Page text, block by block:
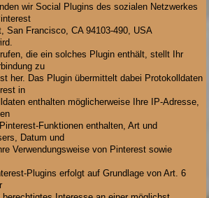
wir Social Plugins des sozialen Netzwerkes
San Francisco, CA 94103-490, USA
die ein solches Plugin enthält, stellt Ihr
zu
her. Das Plugin übermittelt dabei Protokolldaten
in
enthalten möglicherweise Ihre IP-Adresse,
Funktionen enthalten, Art und
Datum und
Verwendungsweise von Pinterest sowie
Plugins erfolgt auf Grundlage von Art. 6